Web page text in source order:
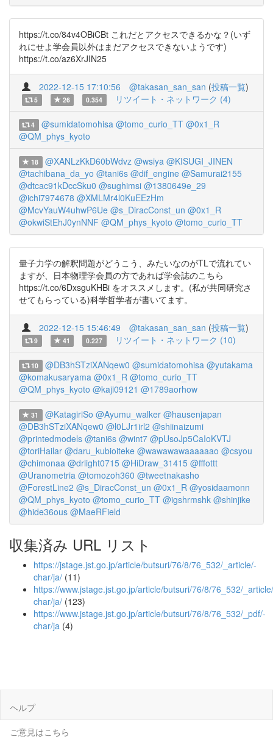
https://t.co/84v4OBiCBt これだとアクセスできるかな？(いず
れにせよ学会員以外はまだアクセスできないようです)
https://t.co/az6XrJIN25
2022-12-15 17:10:56 @takasan_san_san (投稿一覧)
5 26 0.354 リツイート・ネットワーク (4)
4 @sumidatomohisa @tomo_curio_TT @0x1_R
@QM_phys_kyoto
18 @XANLzKkD60bWdvz @wsiya @KISUGI_JINEN
@tachibana_da_yo @tani6s @dif_engine @Samurai2155
@dtcac91kDccSku0 @sughimsi @1380649e_29
@ichi7974678 @XMLMr4l0KuEEzHm
@McvYauW4uhwP6Ue @s_DiracConst_un @0x1_R
@okwiStEhJ0ynNNF @QM_phys_kyoto @tomo_curio_TT
量子力学の解釈問題がどうこう、みたいなのがTLで流れてい
ますが、日本物理学会員の方であれば学会誌のこちら
https://t.co/6DxsguKHBi をオススメします。(私が共同研究さ
せてもらっている)科学哲学者が書いてます。
2022-12-15 15:46:49 @takasan_san_san (投稿一覧)
9 41 0.227 リツイート・ネットワーク (10)
10 @DB3hSTziXANqew0 @sumidatomohisa @yutakama
@komakusaryama @0x1_R @tomo_curio_TT
@QM_phys_kyoto @kaji09121 @1789aorhow
31 @KatagiriSo @Ayumu_walker @hausenjapan
@DB3hSTziXANqew0 @l0LJr1irl2 @shiinaizumi
@printedmodels @tani6s @wint7 @pUsoJp5CaIoKVTJ
@toriHailar @daru_kubioiteke @wawawawaaaaaao @csyou
@chimonaa @drlight0715 @HiDraw_31415 @fffottt
@Uranometria @tomozoh360 @tweetnakasho
@ForestLine2 @s_DiracConst_un @0x1_R @yosidaamonn
@QM_phys_kyoto @tomo_curio_TT @igshrmshk @shinjike
@hide36ous @MaeRField
収集済み URL リスト
https://jstage.jst.go.jp/article/butsuri/76/8/76_532/_article/-
char/ja/ (11)
https://www.jstage.jst.go.jp/article/butsuri/76/8/76_532/
char/ja/ (123)
https://www.jstage.jst.go.jp/article/butsuri/76/8/76_532/_pdf/-
char/ja (4)
ヘルプ
ご意見はこちら